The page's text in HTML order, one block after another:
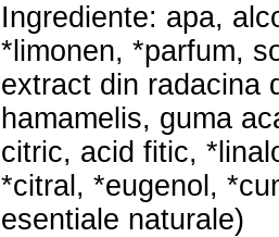
Ingrediente: apa,
*limonen, *parfum,
extract din radacina
hamamelis, guma
citric, acid fitic,
*citral, *eugenol,
esentiale naturale)